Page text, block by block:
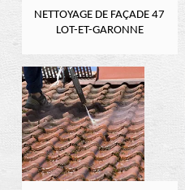
NETTOYAGE DE FAÇADE 47
LOT-ET-GARONNE